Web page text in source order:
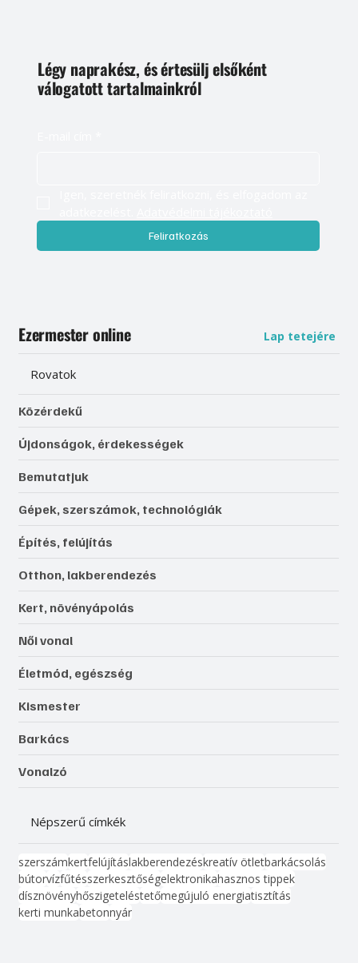
Légy naprakész, és értesülj elsőként
válogatott tartalmainkról
Feliratkozás
Ezermester online Lap tetejére
Rovatok
Közérdekű
Újdonságok, érdekességek
Bemutatjuk
Gépek, szerszámok, technológiák
Építés, felújítás
Otthon, lakberendezés
Kert, növényápolás
Női vonal
Életmód, egészség
Kismester
Barkács
Vonalzó
Népszerű címkék
szerszámkertfelújításlakberendezéskreatív ötletbarkácsolás
bútorvízfűtésszerkesztőségelektronikahasznos tippek
dísznövényhőszigeteléstetőmegújuló energiatisztítás
kerti munkabetonnyár